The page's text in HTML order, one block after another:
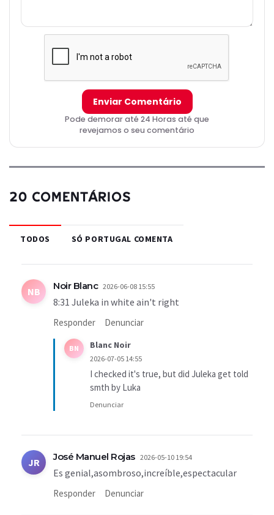
Enviar Comentário
Pode demorar até 24 Horas até que
revejamos o seu comentário
20 COMENTÁRIOS
TODOS SÓ PORTUGAL COMENTA
NB Noir Blanc 2026-06-08 15:55
8:31 Juleka in white ain't right
Responder Denunciar
BN Blanc Noir
2026-07-05 14:55
I checked it's true, but did Juleka get told
smth by Luka
Denunciar
JR José Manuel Rojas 2026-05-10 19:54
Es genial,asombroso,increíble,espectacular
Responder Denunciar